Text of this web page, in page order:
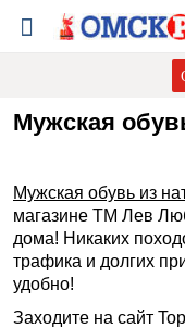
Мужская
Мужская обувь из
магазине ТМ Лев
дома! Никаких
трафика и долгих
удобно!
Заходите на сайт